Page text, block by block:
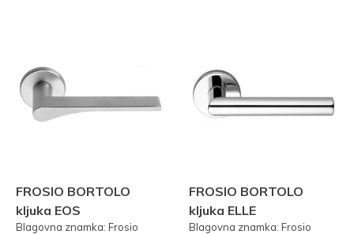
FROSIO BORTOLO
kljuka EOS
Blagovna znamka: Frosio
FROSIO BORTOLO
kljuka ELLE
Blagovna znamka: Frosio